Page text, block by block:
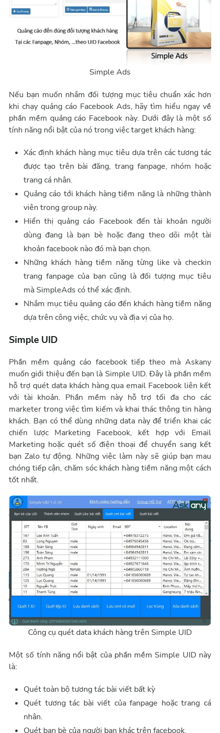
Simple Ads
Nếu bạn muốn nhắm đối tượng mục tiêu chuẩn xác hơn
khi chạy quảng cáo Facebook Ads, hãy tìm hiểu ngay về
phần mềm quảng cáo Facebook này. Dưới đây là một số
tính năng nổi bật của nó trong việc target khách hàng:
Xác định khách hàng mục tiêu dựa trên các tương tác
được tạo trên bài đăng, trang fanpage, nhóm hoặc
trang cá nhân.
Quảng cáo tới khách hàng tiềm năng là những thành
viên trong group này.
Hiển thị quảng cáo Facebook đến tài khoản người
dùng đang là bạn bè hoặc đang theo dõi một tài
khoản facebook nào đó mà bạn chọn.
Những khách hàng tiềm năng từng like và checkin
trang fanpage của bạn cũng là đối tượng mục tiêu
mà SimpleAds có thể xác định.
Nhắm mục tiêu quảng cáo đến khách hàng tiềm năng
dựa trên công việc, chức vụ và địa vị của họ.
Simple UID
Phần mềm quảng cáo facebook tiếp theo mà Askany
muốn giới thiệu đến bạn là Simple UID. Đây là phần mềm
hỗ trợ quét data khách hàng qua email Facebook liên kết
với tài khoản. Phần mềm này hỗ trợ tối đa cho các
marketer trong việc tìm kiếm và khai thác thông tin hàng
khách. Bạn có thể dùng những data này để triển khai các
chiến lược Marketing Facebook, kết hợp với Email
Marketing hoặc quét số điện thoại để chuyển sang kết
bạn Zalo tự động. Những việc làm này sẽ giúp bạn mau
chóng tiếp cận, chăm sóc khách hàng tiềm năng một cách
tốt nhất.
Công cụ quét data khách hàng trên Simple UID
Một số tính năng nổi bật của phần mềm Simple UID này
là:
Quét toàn bộ tương tác bài viết bất kỳ
Quét tương tác bài viết của fanpage hoặc trang cá
nhân.
Quét bạn bè của người bạn khác trên facebook.